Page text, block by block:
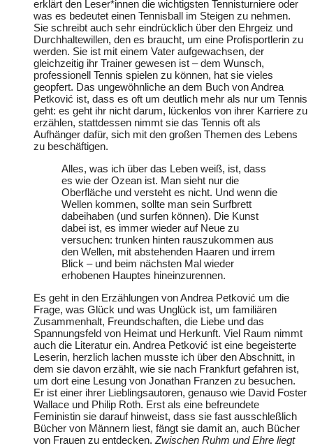
erklärt den Leser*innen die wichtigsten Tennisturniere oder
was es bedeutet einen Tennisball im Steigen zu nehmen.
Sie schreibt auch sehr eindrücklich über den Ehrgeiz und
Durchhaltewillen, den es braucht, um eine Profisportlerin zu
werden. Sie ist mit einem Vater aufgewachsen, der
gleichzeitig ihr Trainer gewesen ist – dem Wunsch,
professionell Tennis spielen zu können, hat sie vieles
geopfert. Das ungewöhnliche an dem Buch von Andrea
Petković ist, dass es oft um deutlich mehr als nur um Tennis
geht: es geht ihr nicht darum, lückenlos von ihrer Karriere zu
erzählen, stattdessen nimmt sie das Tennis oft als
Aufhänger dafür, sich mit den großen Themen des Lebens
zu beschäftigen.
Alles, was ich über das Leben weiß, ist, dass
es wie der Ozean ist. Man sieht nur die
Oberfläche und versteht es nicht. Und wenn die
Wellen kommen, sollte man sein Surfbrett
dabeihaben (und surfen können). Die Kunst
dabei ist, es immer wieder auf Neue zu
versuchen: trunken hinten rauszukommen aus
den Wellen, mit abstehenden Haaren und irrem
Blick – und beim nächsten Mal wieder
erhobenen Hauptes hineinzurennen.
Es geht in den Erzählungen von Andrea Petković um die
Frage, was Glück und was Unglück ist, um familiären
Zusammenhalt, Freundschaften, die Liebe und das
Spannungsfeld von Heimat und Herkunft. Viel Raum nimmt
auch die Literatur ein. Andrea Petković ist eine begeisterte
Leserin, herzlich lachen musste ich über den Abschnitt, in
dem sie davon erzählt, wie sie nach Frankfurt gefahren ist,
um dort eine Lesung von Jonathan Franzen zu besuchen.
Er ist einer ihrer Lieblingsautoren, genauso wie David Foster
Wallace und Philip Roth. Erst als eine befreundete
Feministin sie darauf hinweist, dass sie fast ausschleßlich
Bücher von Männern liest, fängt sie damit an, auch Bücher
von Frauen zu entdecken. Zwischen Ruhm und Ehre liegt